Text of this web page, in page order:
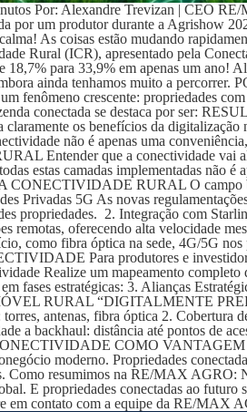
Por: Alexandre Trevizan | CEO RE/
por um produtor durante a Agrishow
As coisas estão mudando
Rural (ICR), apresentado pela
18,7% para 33,9% em apenas um ano!
ainda tenhamos muito a
fenômeno crescente: propriedades
conectada se destaca por ser:
claramente os benefícios da
não é apenas uma
Entender que a conectividade vai
estas camadas implementadas não
RURAL O campo
Privadas 5G As novas
propriedades. 2. Integração com
remotas, oferecendo alta velocidade
como fibra óptica na sede, 4G/5G
Para produtores e
Realize um mapeamento
fases estratégicas: 3. Alianças
RURAL “DIGITALMENTE
antenas, fibra óptica 2. Cobertura
a backhaul: distância até pontos de
COMO VANTAGEM
moderno. Propriedades
Como resumimos na RE/MAX AGRO:
E propriedades conectadas ao futuro
em contato com a equipe da RE/MAX